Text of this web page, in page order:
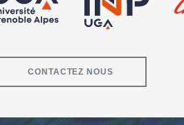
CONTACTEZ NOUS